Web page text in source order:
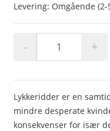
Levering: Omgående
- +
Lykkeridder er en
mindre desperate
konsekvenser for især